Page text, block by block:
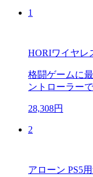
1
HORIワイヤレ
格闘ゲームに
ントローラーで
28,308円
2
アローン PS5